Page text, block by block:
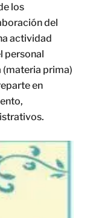
los
del
actividad
personal
(materia prima)
en